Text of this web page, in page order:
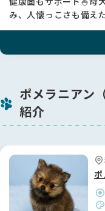
み、人懐っこさも備え
ポメラニアン
紹介
ポ